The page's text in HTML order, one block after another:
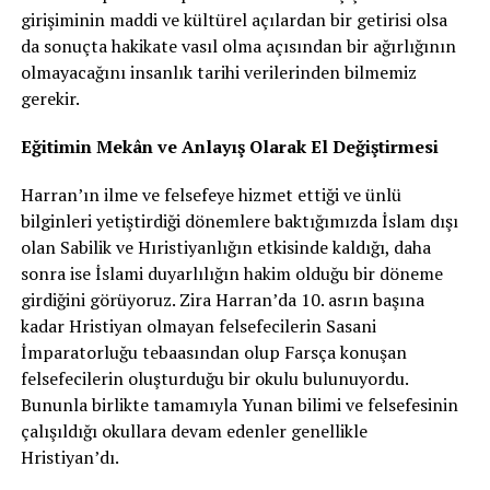
girişiminin maddi ve kültürel açılardan bir getirisi olsa
da sonuçta hakikate vasıl olma açısından bir ağırlığının
olmayacağını insanlık tarihi verilerinden bilmemiz
gerekir.
Eğitimin Mekân ve Anlayış Olarak El Değiştirmesi
Harran’ın ilme ve felsefeye hizmet ettiği ve ünlü
bilginleri yetiştirdiği dönemlere baktığımızda İslam dışı
olan Sabilik ve Hıristiyanlığın etkisinde kaldığı, daha
sonra ise İslami duyarlılığın hakim olduğu bir döneme
girdiğini görüyoruz. Zira Harran’da 10. asrın başına
kadar Hristiyan olmayan felsefecilerin Sasani
İmparatorluğu tebaasından olup Farsça konuşan
felsefecilerin oluşturduğu bir okulu bulunuyordu.
Bununla birlikte tamamıyla Yunan bilimi ve felsefesinin
çalışıldığı okullara devam edenler genellikle
Hristiyan’dı.